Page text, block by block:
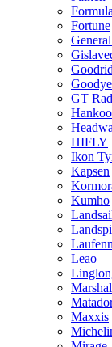
Formula
Fortune
GT
HIFLY
Ikon
Kapsen
Kumho
Laufenn
Leao
Marshal
Maxxis